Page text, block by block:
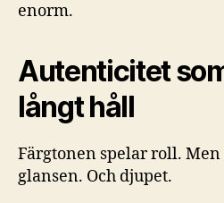
enorm.
Autenticitet
långt håll
Färgtonen spelar roll. Men
glansen. Och djupet.